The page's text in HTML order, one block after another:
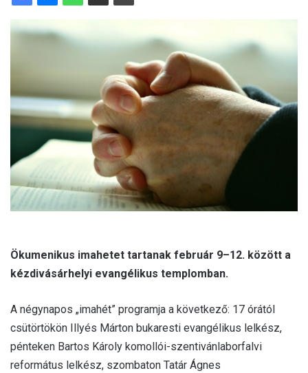
n
l
Ökumenikus imahetet tartanak február 9–12. között a
kézdivásárhelyi evangélikus templomban.
A négynapos „imahét” programja a következő: 17 órától
csütörtökön Illyés Márton bukaresti evangélikus lelkész,
pénteken Bartos Károly komollói-szentivánlaborfalvi
református lelkész, szombaton Tatár Ágnes